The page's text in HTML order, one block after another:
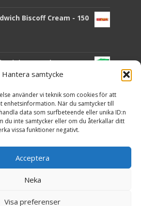
Hantera samtycke
använder vi teknik som cookies för att
enhetsinformation. När du samtycker till
data som surfbeteende eller unika ID:n
du inte samtycker eller om du återkallar ditt
vissa funktioner negativt.
Acceptera
Neka
Visa preferenser
Biscoff Cream - 150
Mini Storpack - 20 x 40 g
Sour Cream Chips - 160